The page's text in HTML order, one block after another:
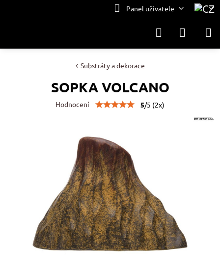
Panel uživatele
Substráty a dekorace
SOPKA VOLCANO
Hodnocení 5/5 (2x)